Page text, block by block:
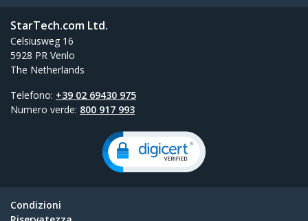
StarTech.com Ltd.
Celsiusweg 16
5928 PR Venlo
The Netherlands
Telefono: +39 02 69430 975
Numero verde: 800 917 993
Condizioni